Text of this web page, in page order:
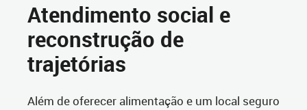
Atendimento social e
reconstrução de
trajetórias
Além de oferecer alimentação e um local seguro